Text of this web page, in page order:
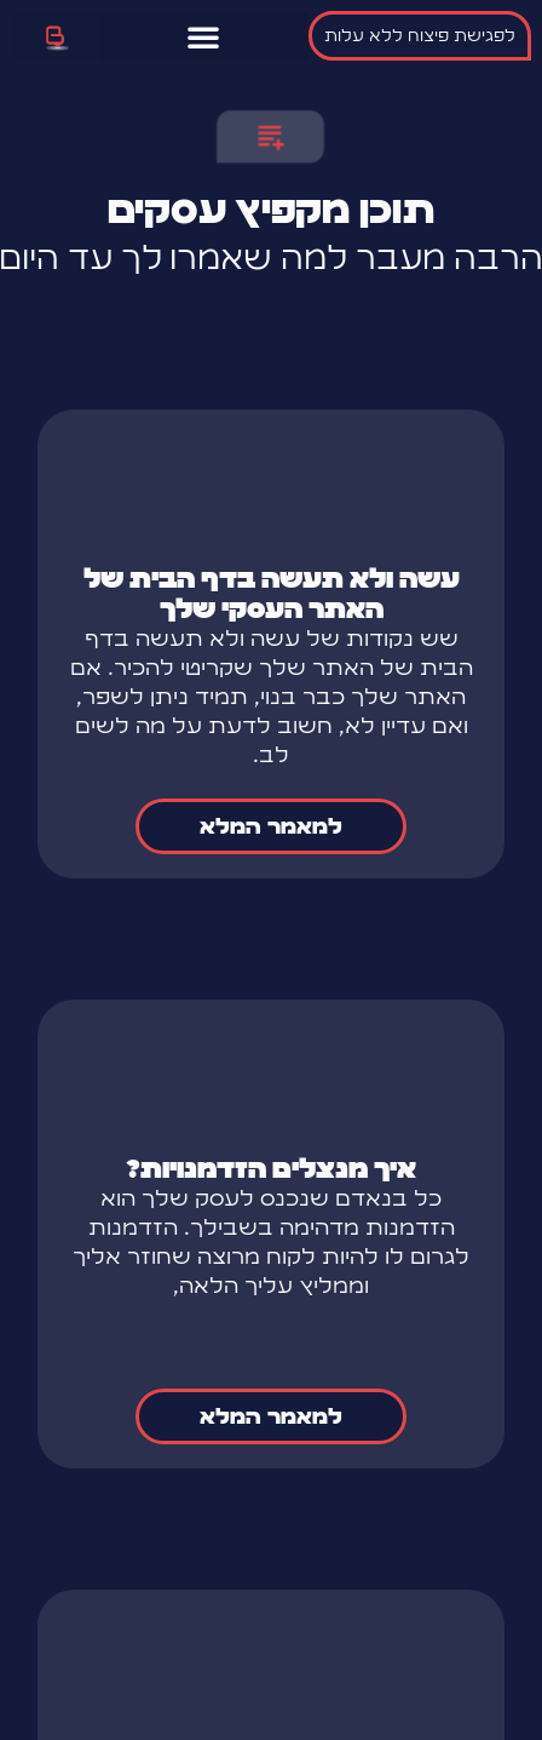
לפגישת פיצוח ללא עלות
תוכן מקפיץ עסקים
הרבה מעבר למה שאמרו לך עד היום
עשה ולא תעשה בדף הבית של
האתר העסקי שלך
שש נקודות של עשה ולא תעשה בדף
הבית של האתר שלך שקריטי להכיר. אם
האתר שלך כבר בנוי, תמיד ניתן לשפר,
ואם עדיין לא, חשוב לדעת על מה לשים
לב.
למאמר המלא
איך מנצלים הזדמנויות?
כל בנאדם שנכנס לעסק שלך הוא
הזדמנות מדהימה בשבילך. הזדמנות
לגרום לו להיות לקוח מרוצה שחוזר אליך
וממליץ עליך הלאה,
למאמר המלא